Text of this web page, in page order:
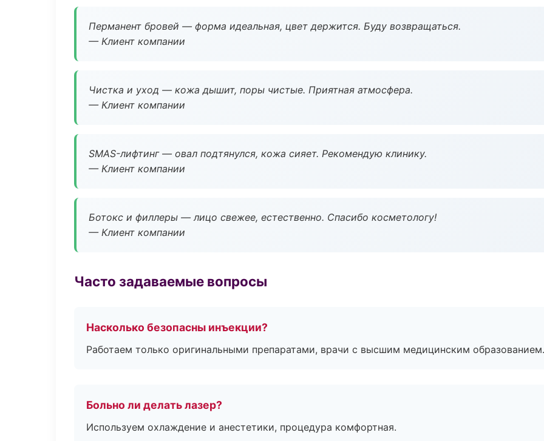
Перманент бровей — форма идеальная, цвет держится. Буду возвращаться.
— Клиент компании
Чистка и уход — кожа дышит, поры чистые. Приятная атмосфера.
— Клиент компании
SMAS-лифтинг — овал подтянулся, кожа сияет. Рекомендую клинику.
— Клиент компании
Ботокс и филлеры — лицо свежее, естественно. Спасибо косметологу!
— Клиент компании
Часто задаваемые вопросы
Насколько безопасны инъекции?
Работаем только оригинальными препаратами, врачи с высшим медицинским образованием.
Больно ли делать лазер?
Используем охлаждение и анестетики, процедура комфортная.